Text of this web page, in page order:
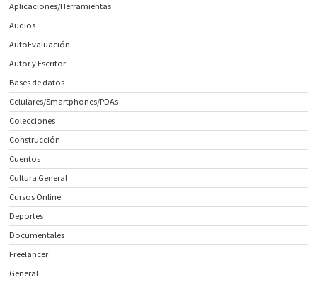
Aplicaciones/Herramientas
Audios
AutoEvaluación
Autor y Escritor
Bases de datos
Celulares/Smartphones/PDAs
Colecciones
Construcción
Cuentos
Cultura General
Cursos Online
Deportes
Documentales
Freelancer
General